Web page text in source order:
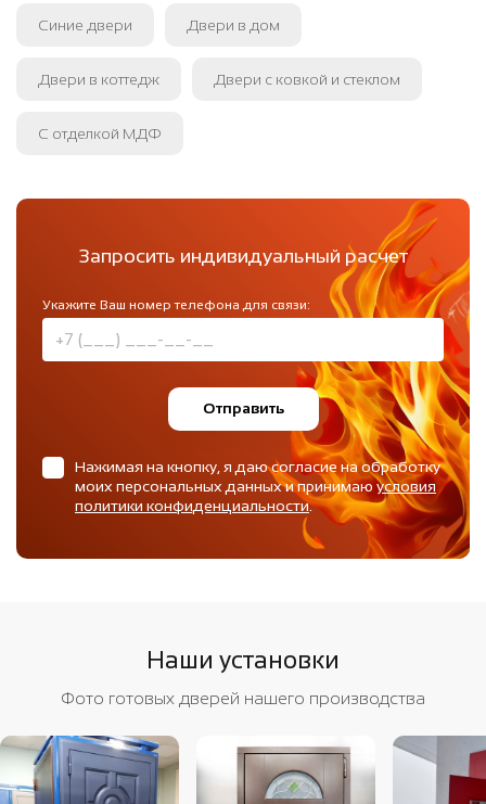
Синие двери Двери в дом
Двери в коттедж Двери с ковкой и стеклом
С отделкой МДФ
Запросить индивидуальный расчет
Укажите Ваш номер телефона для связи:
Отправить
Нажимая на кнопку, я даю согласие на обработку
моих персональных данных и принимаюусловия
политики конфиденциальности.
Наши установки
Фото готовых дверей нашего производства